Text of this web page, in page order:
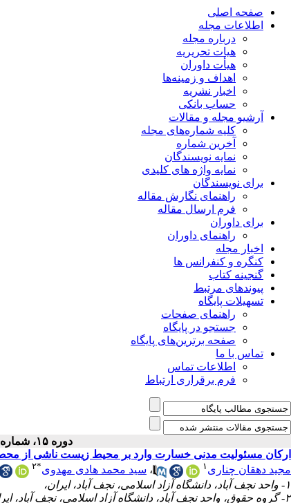
صفحه اصلی
اطلاعات مجله
درباره مجله
هیات تحریریه
هیأت داوران
اهداف و زمینه‌ها
اخبار نشریه
حساب بانکی
آرشیو مجله و مقالات
کلیه شماره‌های مجله
آخرین شماره
نمایه نویسندگان
نمایه واژه های کلیدی
برای نویسندگان
راهنمای نگارش مقاله
فرم ارسال مقاله
برای داوران
راهنمای داوران
اخبار مجله
کنگره و کنفرانس ها
گنجینه کتاب
پیوندهای مرتبط
تسهیلات پایگاه
راهنمای صفحات
جستجو در پایگاه
صفحه برترین‌های پایگاه
تماس با ما
اطلاعات تماس
فرم برقراری ارتباط
دوره ۱۵، شماره ۵۶ - ( ۱-۱۴۰۰ )
ارکان مسئولیت مدنی خسارت وارد بر محیط زیست ناشی از
مجید دهقان چناری ۱ ، سید محمد هادی مهدوی*۲
۱- واحد نجف آباد، دانشگاه آزاد اسلامی، نجف آباد، ایران،
۲- گروه حقوق، واحد نجف آباد، دانشگاه آزاد اسلامی، نجف آباد، ایران